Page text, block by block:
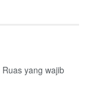
Ruas yang wajib